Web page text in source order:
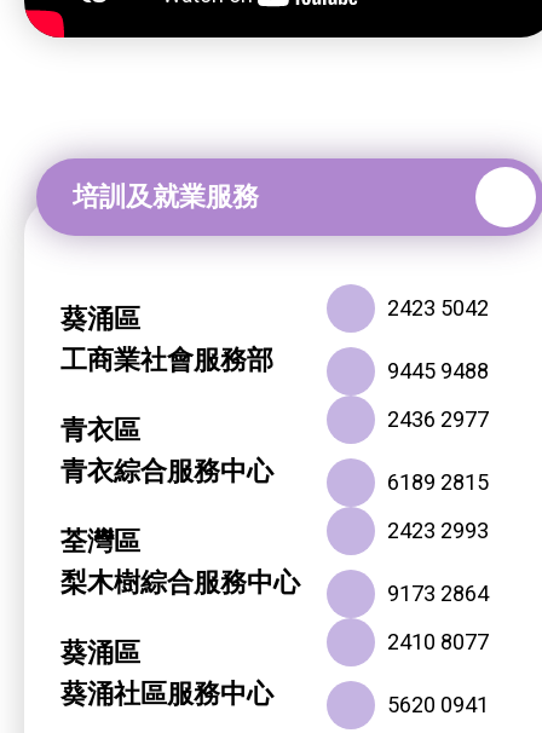
葵涌區
工商業社會服務部
2423 5042
9445 9488
青衣區
青衣綜合服務中心
2436 2977
6189 2815
荃灣區
梨木樹綜合服務中心
2423 2993
9173 2864
葵涌區
葵涌社區服務中心
2410 8077
5620 0941